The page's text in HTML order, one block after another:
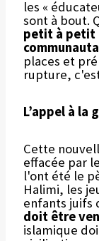
les «
sont à bout.
petit à petit
places et
rupture,
L’appel à la
Cette
effacée par
l'ont été le
Halimi, les
enfants juifs
doit être
islamique